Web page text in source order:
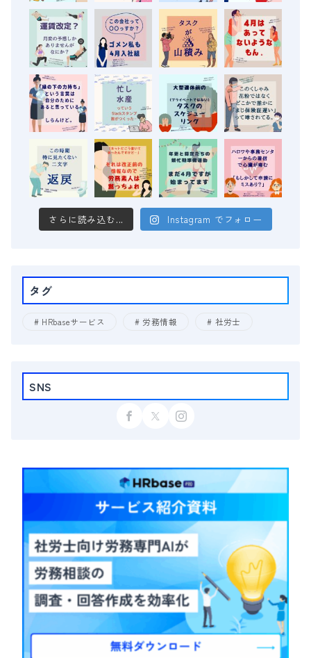
さらに読み込む... Instagram でフォロー
タグ
HRbaseサービス 労務情報 社労士
SNS